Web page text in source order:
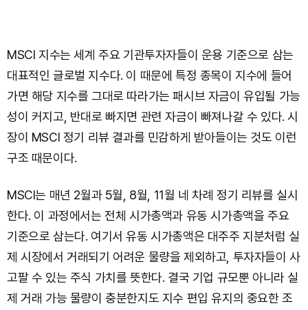
MSCI 지수는 세계 주요 기관투자자들이 운용 기준으로 삼는
대표적인 글로벌 지수다. 이 때문에 특정 종목이 지수에 들어
가면 해당 지수를 그대로 따라가는 패시브 자금이 유입될 가능
성이 커지고, 반대로 빠지면 관련 자금이 빠져나갈 수 있다. 시
장이 MSCI 정기 리뷰 결과를 민감하게 받아들이는 것도 이런
구조 때문이다.
MSCI는 매년 2월과 5월, 8월, 11월 네 차례 정기 리뷰를 실시
한다. 이 과정에서는 전체 시가총액과 유동 시가총액을 주요
기준으로 삼는다. 여기서 유동 시가총액은 대주주 지분처럼 실
제 시장에서 거래되기 어려운 물량을 제외하고, 투자자들이 사
고팔 수 있는 주식 가치를 뜻한다. 결국 기업 규모뿐 아니라 실
제 거래 가능 물량이 충분한지도 지수 편입 유지의 중요한 조